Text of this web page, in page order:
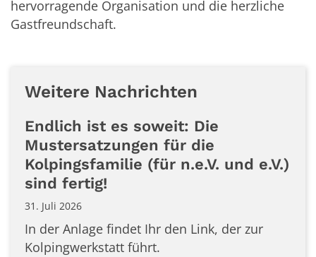
hervorragende Organisation und die herzliche
Gastfreundschaft.
Weitere Nachrichten
Endlich ist es soweit: Die
Mustersatzungen für die
Kolpingsfamilie (für n.e.V. und e.V.)
sind fertig!
31. Juli 2026
In der Anlage findet Ihr den Link, der zur
Kolpingwerkstatt führt.